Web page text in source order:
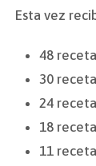
Esta vez
48
30
24
18
11